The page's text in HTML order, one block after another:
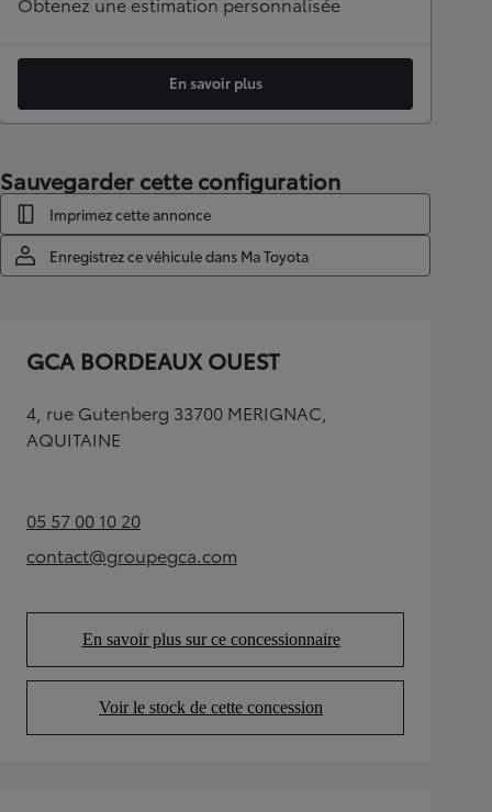
En savoir plus
Sauvegarder cette configuration
Imprimez cette annonce
Enregistrez ce véhicule dans Ma Toyota
GCA BORDEAUX OUEST
4, rue Gutenberg 33700 MERIGNAC,
AQUITAINE
05 57 00 10 20(Opens in new tab)
contact@groupegca.com
(Opens in new tab)
En savoir plus sur ce concessionnaire
(Opens in new tab)
Voir le stock de cette concession
(Opens in new tab)